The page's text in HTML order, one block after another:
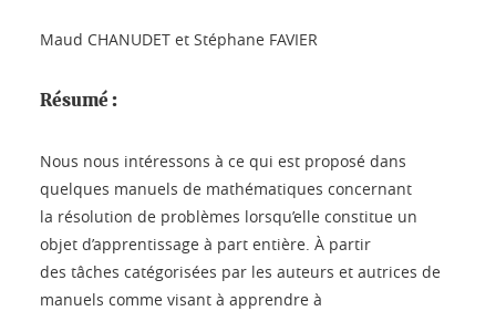
Maud CHANUDET et Stéphane FAVIER
Résumé :
Nous nous intéressons à ce qui est proposé dans
quelques manuels de mathématiques concernant
la résolution de problèmes lorsqu’elle constitue un
objet d’apprentissage à part entière. À partir
des tâches catégorisées par les auteurs et autrices de
manuels comme visant à apprendre à